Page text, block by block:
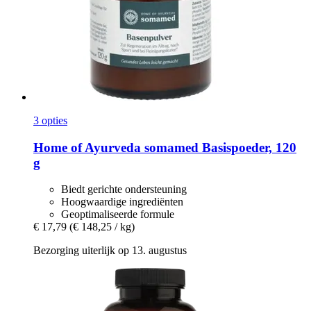
3 opties
Home of Ayurveda somamed Basispoeder, 120
g
Biedt gerichte ondersteuning
Hoogwaardige ingrediënten
Geoptimaliseerde formule
€ 17,79 (€ 148,25 / kg)
Bezorging uiterlijk op 13. augustus